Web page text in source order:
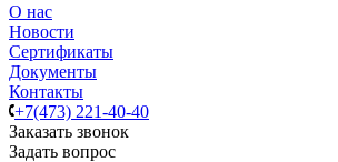
О нас
Новости
Сертификаты
Документы
Контакты
+7(473) 221-40-40
Заказать звонок
Задать вопрос